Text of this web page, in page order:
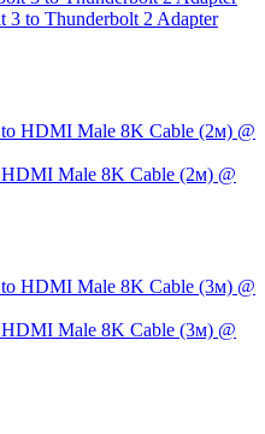
3 to Thunderbolt 2 Adapter
Male 8K Cable (2м) @
Male 8K Cable (3м) @